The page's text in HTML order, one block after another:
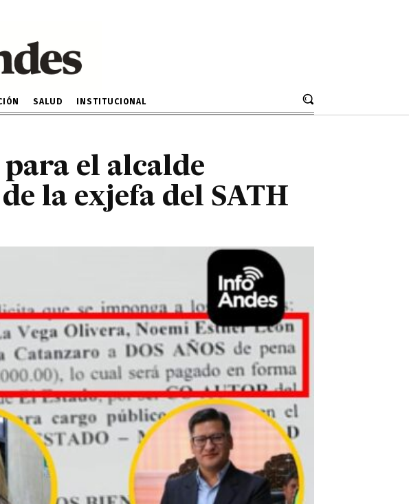
SALUD INSTITUCIONAL
para el alcalde
la exjefa del SATH
el alcalde
la exjefa del SATH